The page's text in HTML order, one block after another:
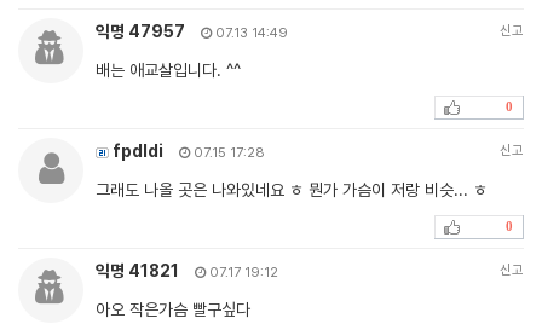
익명 47957 07.13 14:49 신고
배는 애교살입니다. ^^
0
fpdldi 07.15 17:28 신고
그래도 나올 곳은 나와있네요 ㅎ 뭔가 가슴이 저랑 비슷... ㅎ
0
익명 41821 07.17 19:12 신고
아오 작은가슴 빨구싶다